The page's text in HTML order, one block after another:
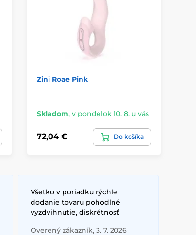
Zini Roae Pink
Skladom, v pondelok 10. 8. u vás
72,04 € Do košíka
Všetko v poriadku rýchle
dodanie tovaru pohodlné
vyzdvihnutie, diskrétnosť
Overený zákazník, 3. 7. 2026